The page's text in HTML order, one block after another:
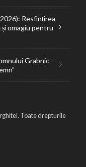
Resfințirea
omagiu pentru
Grabnic-
Toate drepturile